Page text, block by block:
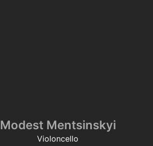
Modest Mentsinskyi
Violoncello